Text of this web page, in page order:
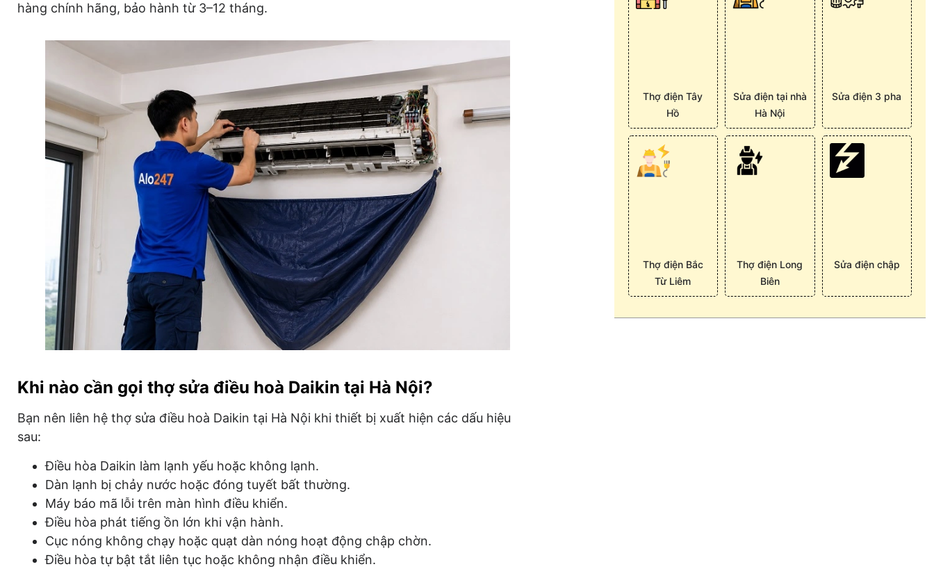
hàng chính hãng, bảo hành từ 3–12 tháng.
Khi nào cần gọi thợ sửa điều hoà Daikin tại Hà Nội?
Bạn nên liên hệ thợ sửa điều hoà Daikin tại Hà Nội khi thiết bị xuất hiện các dấu hiệu
sau:
Điều hòa Daikin làm lạnh yếu hoặc không lạnh.
Dàn lạnh bị chảy nước hoặc đóng tuyết bất thường.
Máy báo mã lỗi trên màn hình điều khiển.
Điều hòa phát tiếng ồn lớn khi vận hành.
Cục nóng không chạy hoặc quạt dàn nóng hoạt động chập chờn.
Điều hòa tự bật tắt liên tục hoặc không nhận điều khiển.
Thợ điện Tây
Hồ
Sửa điện tại nhà
Hà Nội
Sửa điện 3 pha
Thợ điện Bắc
Từ Liêm
Thợ điện Long
Biên
Sửa điện chập